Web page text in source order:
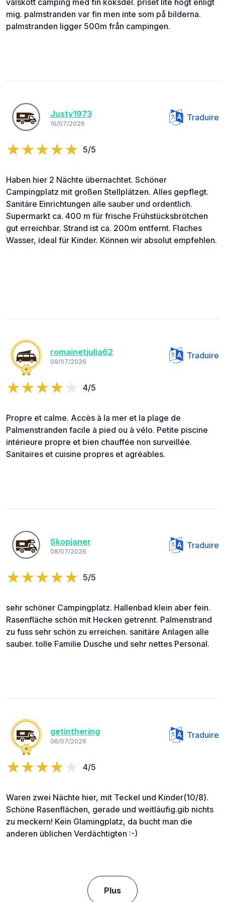
välskött camping med fin köksdel. priset lite högt enligt
mig. palmstranden var fin men inte som på bilderna.
palmstranden ligger 500m från campingen.
Justy1973
16/07/2026
Traduire
5/5
Haben hier 2 Nächte übernachtet. Schöner
Campingplatz mit großen Stellplätzen. Alles gepflegt.
Sanitäre Einrichtungen alle sauber und ordentlich.
Supermarkt ca. 400 m für frische Frühstücksbrötchen
gut erreichbar. Strand ist ca. 200m entfernt. Flaches
Wasser, ideal für Kinder. Können wir absolut empfehlen.
romainetjulia62
09/07/2026
Traduire
4/5
Propre et calme. Accès à la mer et la plage de
Palmenstranden facile à pied ou à vélo. Petite piscine
intérieure propre et bien chauffée non surveillée.
Sanitaires et cuisine propres et agréables.
Skopjaner
08/07/2026
Traduire
5/5
sehr schöner Campingplatz. Hallenbad klein aber fein.
Rasenfläche schön mit Hecken getrennt. Palmenstrand
zu fuss sehr schön zu erreichen. sanitäre Anlagen alle
sauber. tolle Familie Dusche und sehr nettes Personal.
getinthering
06/07/2026
Traduire
4/5
Waren zwei Nächte hier, mit Teckel und Kinder(10/8).
Schöne Rasenflächen, gerade und weitläufig.gib nichts
zu meckern! Kein Glamingplatz, da bucht man die
anderen üblichen Verdächtigten :-)
Plus